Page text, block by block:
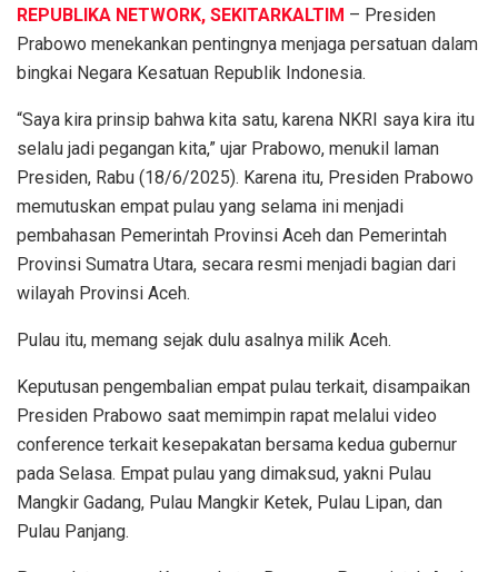
REPUBLIKA NETWORK, SEKITARKALTIM – Presiden
Prabowo menekankan pentingnya menjaga persatuan dalam
bingkai Negara Kesatuan Republik Indonesia.
“Saya kira prinsip bahwa kita satu, karena NKRI saya kira itu
selalu jadi pegangan kita,” ujar Prabowo, menukil laman
Presiden, Rabu (18/6/2025). Karena itu, Presiden Prabowo
memutuskan empat pulau yang selama ini menjadi
pembahasan Pemerintah Provinsi Aceh dan Pemerintah
Provinsi Sumatra Utara, secara resmi menjadi bagian dari
wilayah Provinsi Aceh.
Pulau itu, memang sejak dulu asalnya milik Aceh.
Keputusan pengembalian empat pulau terkait, disampaikan
Presiden Prabowo saat memimpin rapat melalui video
conference terkait kesepakatan bersama kedua gubernur
pada Selasa. Empat pulau yang dimaksud, yakni Pulau
Mangkir Gadang, Pulau Mangkir Ketek, Pulau Lipan, dan
Pulau Panjang.